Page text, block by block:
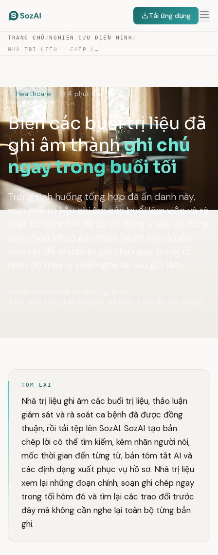
Tải ứng dụng
TRANG CHỦ /NGHIÊN CỨU ĐIỂN HÌNH /
NHÀ TRỊ LIỆU — CHÉP LỜI BUỔI TRỊ LIỆU VÀ GIÁM SÁT
Healthcare 4 phút đọc
Biến các buổi trị liệu đã
ghi âm thànhghi chú
ngay trong buổi tối
Trong tình huống tổng hợp đã ẩn danh này,
một nhà trị liệu ghi âm các buổi làm việc và rà
TÓM LẠI
Nhà trị liệu ghi âm các buổi trị liệu, thảo luận
giám sát và rà soát ca bệnh đã được đồng
thuận, rồi tải tệp lên SozAI. SozAI tạo bản
chép lời có thể tìm kiếm, kèm nhãn người nói,
mốc thời gian đến từng từ, bản tóm tắt AI và
các định dạng xuất phục vụ hồ sơ. Nhà trị liệu
xem lại những đoạn chính, soạn ghi chép ngay
trong tối hôm đó và tìm lại các trao đổi trước
đây mà không cần nghe lại toàn bộ từng bản
ghi.